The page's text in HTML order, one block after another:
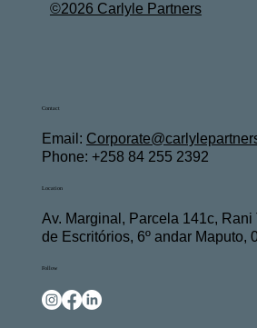
Contact
Email:
Phone: +258 84 255 2392
Location
Av. Marginal, Parcela 141c,
de Escritórios, 6º andar Maputo,
Follow
©2026 Carlyle Partners